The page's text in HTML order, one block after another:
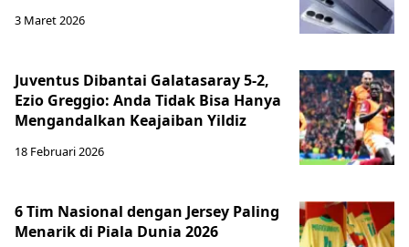
3 Maret 2026
Juventus Dibantai Galatasaray 5-2,
Ezio Greggio: Anda Tidak Bisa Hanya
Mengandalkan Keajaiban Yildiz
18 Februari 2026
6 Tim Nasional dengan Jersey Paling
Menarik di Piala Dunia 2026